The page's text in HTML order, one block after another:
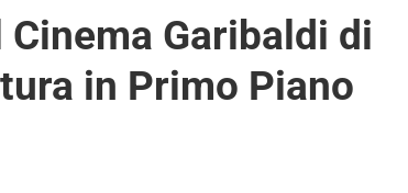
Garibaldi di
in Primo Piano